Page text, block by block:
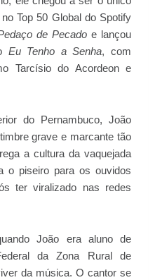
Top 50 Global do Spotify
de Pecado e lançou
Eu Tenho a Senha, com
Tarcísio do Acordeon e
do Pernambuco, João
grave e marcante tão
a cultura da vaquejada
o piseiro para os ouvidos
ter viralizado nas redes
João era aluno de
da Zona Rural de
da música. O cantor se